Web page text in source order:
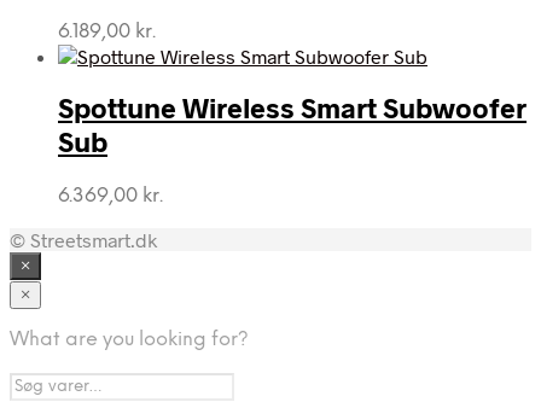
6.189,00 kr.
Spottune Wireless Smart Subwoofer
Sub
6.369,00 kr.
© Streetsmart.dk
×
×
What are you looking for?